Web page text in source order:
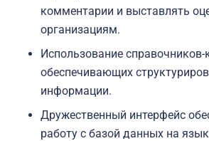
комментарии и выставлять
организациям.
Использование
обеспечивающих
информации.
Дружественный интерфейс
работу с базой данных на